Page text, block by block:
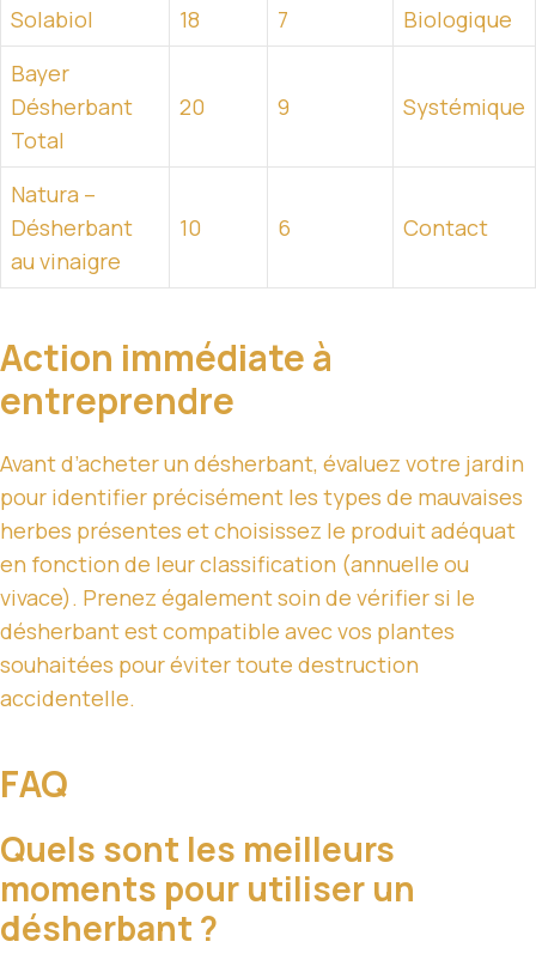
Solabiol
18 7
Biologique
Bayer
Désherbant
Total
20 9 Systémique
Natura –
Désherbant
au vinaigre
10 6 Contact
Action immédiate à
entreprendre
Avant d’acheter un désherbant, évaluez votre jardin
pour identifier précisément les types de mauvaises
herbes présentes et choisissez le produit adéquat
en fonction de leur classification (annuelle ou
vivace). Prenez également soin de vérifier si le
désherbant est compatible avec vos plantes
souhaitées pour éviter toute destruction
accidentelle.
FAQ
Quels sont les meilleurs
moments pour utiliser un
désherbant ?